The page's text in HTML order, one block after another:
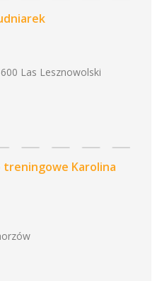
Las Lesznowolski
Karolina